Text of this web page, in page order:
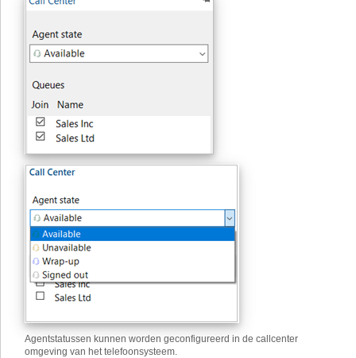
Agentstatussen kunnen worden geconfigureerd in de callcenter
omgeving van het telefoonsysteem.